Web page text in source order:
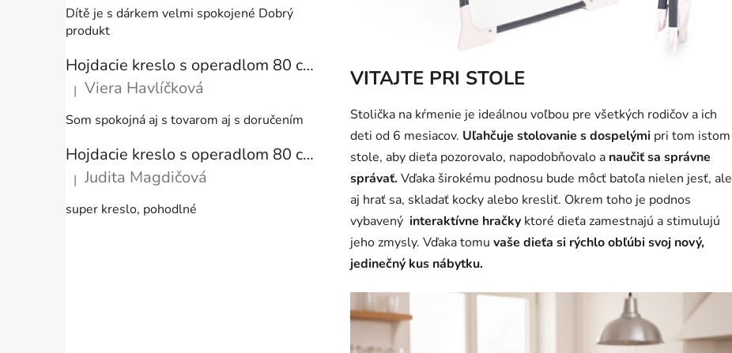
Dítě je s dárkem velmi spokojené Dobrý
produkt
Hojdacie kreslo s operadlom 80 cm + vankúše
Hodnotenie produktu je 5 z 5 hviezdičiek.
| Viera Havlíčková
Som spokojná aj s tovarom aj s doručením
Hojdacie kreslo s operadlom 80 cm + vankúše
Hodnotenie produktu je 5 z 5 hviezdičiek.
| Judita Magdičová
super kreslo, pohodlné
VITAJTE PRI STOLE
Stolička na kŕmenie je ideálnou voľbou pre všetkých rodičov a ich
deti od 6 mesiacov. Uľahčuje stolovanie s dospelými pri tom istom
stole, aby dieťa pozorovalo, napodobňovalo a naučiť sa správne
správať. Vďaka širokému podnosu bude môcť batoľa nielen jesť, ale
aj hrať sa, skladať kocky alebo kresliť. Okrem toho je podnos
vybavený interaktívne hračky ktoré dieťa zamestnajú a stimulujú
jeho zmysly. Vďaka tomu vaše dieťa si rýchlo obľúbi svoj nový,
jedinečný kus nábytku.